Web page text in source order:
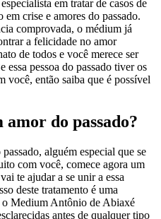
em tratar de casos de
crise e amores do passado.
comprovada, o médium já
a felicidade no amor
de todos e você merece ser
essa pessoa do passado tiver os
você, então saiba que é possível
do passado?
alguém especial que se
com você, comece agora um
te ajudar a se unir a essa
deste tratamento é uma
Medium Antônio de Abiaxé
antes de qualquer tipo